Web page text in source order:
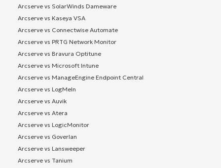
Arcserve vs SolarWinds Dameware
Arcserve vs Kaseya VSA
Arcserve vs Connectwise Automate
Arcserve vs PRTG Network Monitor
Arcserve vs Bravura Optitune
Arcserve vs Microsoft Intune
Arcserve vs ManageEngine Endpoint Central
Arcserve vs LogMeIn
Arcserve vs Auvik
Arcserve vs Atera
Arcserve vs LogicMonitor
Arcserve vs Goverlan
Arcserve vs Lansweeper
Arcserve vs Tanium